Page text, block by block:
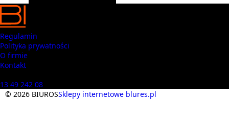
Regulamin
Polityka prywatności
O firmie
Kontakt
13 49 242 08
© 2026 BIUROSSklepy internetowe blures.pl